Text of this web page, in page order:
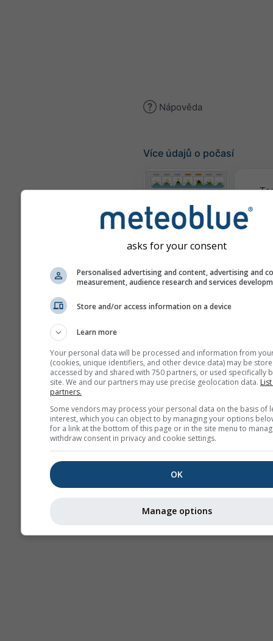
Nápověda
Více údajů o počasí
Meteogramy
Mapy počasí
asks for your consent
Personalised advertising and content, advertising and
measurement, audience research and services
Store and/or access information on a device
Learn more
Your personal data will be processed and information from
(cookies, unique identifiers, and other device data) may be
accessed by and shared with 750 partners, or used specifically
site. We and our partners may use precise geolocation data.
partners.
Some vendors may process your personal data on the basis of
interest, which you can object to by managing your options
for a link at the bottom of this page or in the site menu to
withdraw consent in privacy and cookie settings.
OK
Manage options